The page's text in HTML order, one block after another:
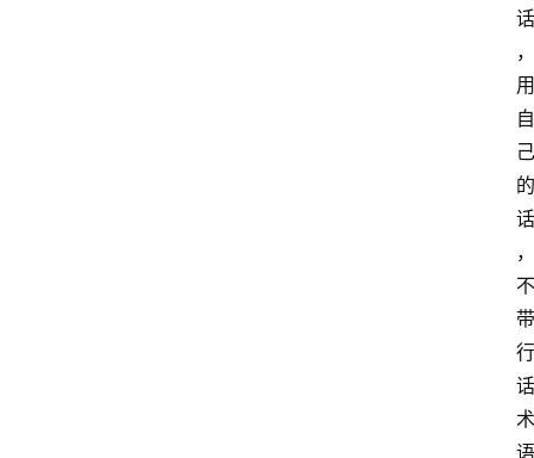
话
，
用
自
己
的
话
，
不
带
行
话
术
语